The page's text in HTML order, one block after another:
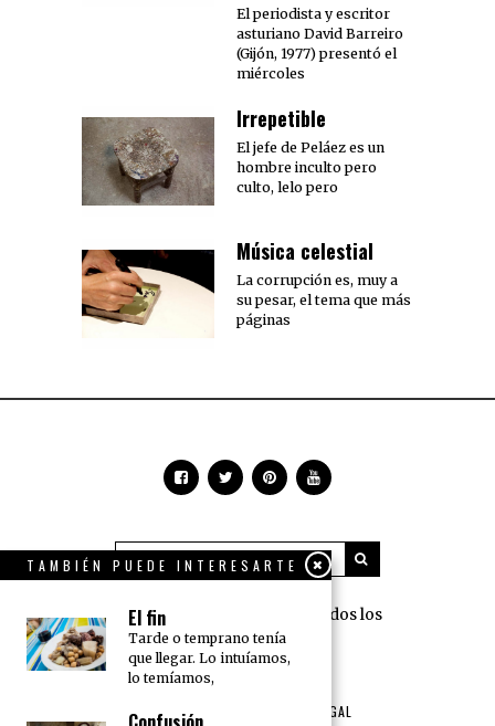
El periodista y escritor
asturiano David Barreiro
(Gijón, 1977) presentó el
miércoles
Irrepetible
El jefe de Peláez es un
hombre inculto pero
culto, lelo pero
Música celestial
La corrupción es, muy a
su pesar, el tema que más
páginas
360 Grados Press © 2018 Todos los
derechos reservados.
NOSOTROS
TÉRMINOS DE USO Y AVISO LEGAL
TAMBIÉN PUEDE INTERESARTE
El fin
Tarde o temprano tenía
que llegar. Lo intuíamos,
lo temíamos,